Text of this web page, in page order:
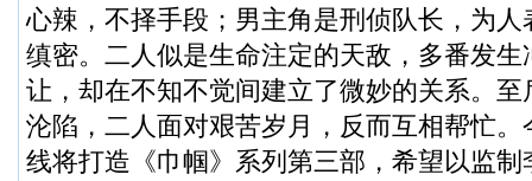
心辣，不择手段；男主角是刑侦队长，为
缜密。二人似是生命注定的天敌，多番发
让，却在不知不觉间建立了微妙的关系。
沦陷，二人面对艰苦岁月，反而互相帮忙
线将打造《巾帼》系列第三部，希望以监